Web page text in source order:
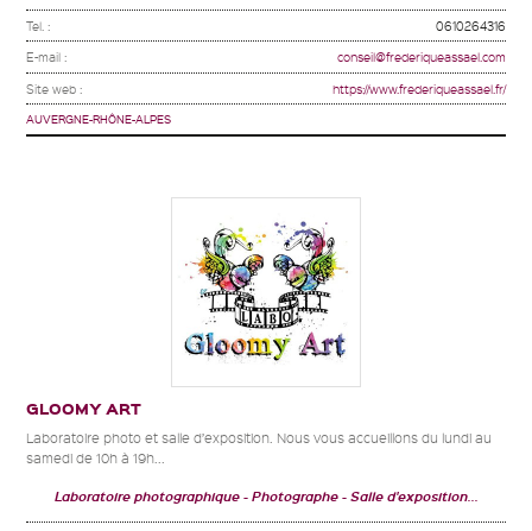
Tel. : 0610264316
E-mail : conseil@frederiqueassael.com
Site web : https://www.frederiqueassael.fr/
AUVERGNE-RHÔNE-ALPES
GLOOMY ART
Laboratoire photo et salle d’exposition. Nous vous accueillons du lundi au
samedi de 10h à 19h...
Laboratoire photographique Photographe Salle d'exposition...